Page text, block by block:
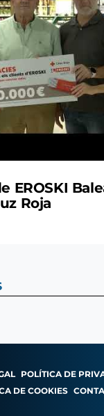
EROSKI
Roja
POLÍTICA DE
DE COOKIES